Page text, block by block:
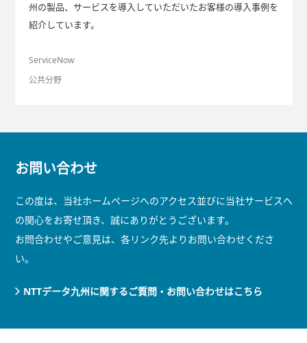
州の製品、サービスを導入していただいたお客様の導入事例を
紹介しています。
ServiceNow
公共分野
お問い合わせ
この度は、当社ホームページへのアクセス並びに当社サービスへ
の関心をお寄せ頂き、誠にありがとうございます。
お問合わせやご意見は、各リンク先よりお問い合わせくださ
い。
NTTデータ九州に関するご質問・お問い合わせはこちら